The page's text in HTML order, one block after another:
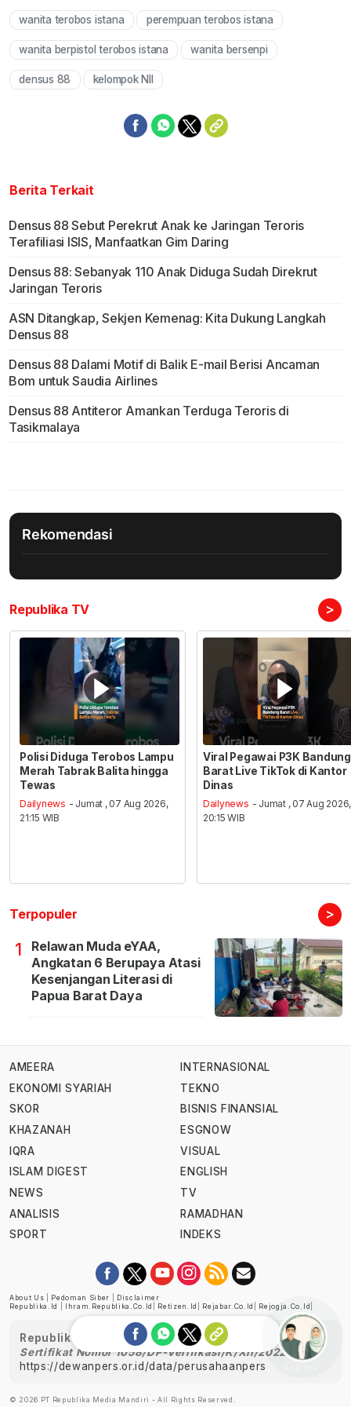
wanita terobos istana perempuan terobos istana
wanita berpistol terobos istana wanita bersenpi
densus 88 kelompok NII
Berita Terkait
Densus 88 Sebut Perekrut Anak ke Jaringan Teroris
Terafiliasi ISIS, Manfaatkan Gim Daring
Densus 88: Sebanyak 110 Anak Diduga Sudah Direkrut
Jaringan Teroris
ASN Ditangkap, Sekjen Kemenag: Kita Dukung Langkah
Densus 88
Densus 88 Dalami Motif di Balik E-mail Berisi Ancaman
Bom untuk Saudia Airlines
Densus 88 Antiteror Amankan Terduga Teroris di
Tasikmalaya
Rekomendasi
Republika TV >
Polisi Diduga Terobos Lampu
Merah Tabrak Balita hingga
Tewas
Dailynews - Jumat , 07 Aug 2026,
21:15 WIB
Viral Pegawai P3K Bandung
Barat Live TikTok di Kantor
Dinas
Dailynews - Jumat , 07 Aug 2026,
20:15 WIB
Terpopuler >
1
Relawan Muda eYAA,
Angkatan 6 Berupaya Atasi
Kesenjangan Literasi di
Papua Barat Daya
AMEERA
EKONOMI SYARIAH
SKOR
KHAZANAH
IQRA
ISLAM DIGEST
NEWS
ANALISIS
SPORT
INTERNASIONAL
TEKNO
BISNIS FINANSIAL
ESGNOW
VISUAL
ENGLISH
TV
RAMADHAN
INDEKS
About Us Pedoman Siber
Disclaimer
Republika.id
Ihram.republika.co.id Retizen.id Rejabar.co.id Rejogja.co.id
Republika telah diverifikasi oleh Dewan Pers
Sertifikat Nomor 1058/DP-Verifikasi/K/XII/2022
https://dewanpers.or.id/data/perusahaanpers
© 2026 PT Republika Media Mandiri - All Rights Reserved.